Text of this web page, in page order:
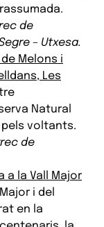
de
– Utxesa.
Melons i
Les
Natural
pels voltants.
de
a la Vall Major
i del
en la